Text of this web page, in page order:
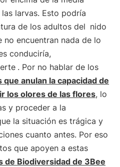
larvas. Esto podría
de los adultos del nido
no encuentran nada de lo
conduciría,
. Por no hablar de los
anulan la capacidad de
los olores de las flores, lo
y proceder a la
la situación es trágica y
cuanto antes. Por eso
que apoyen a estas
de Biodiversidad de 3Bee